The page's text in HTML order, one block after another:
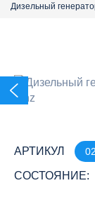
Дизельный
АРТИКУЛ
СОСТОЯНИЕ: